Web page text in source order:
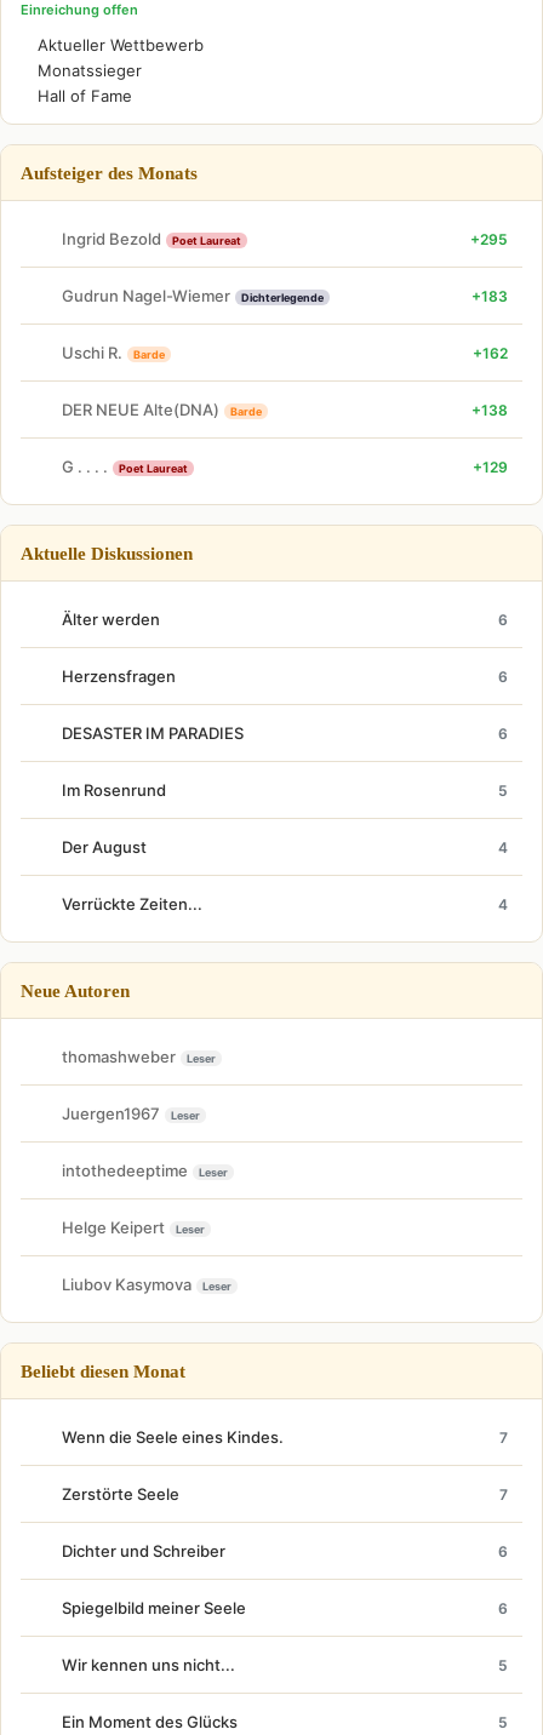
Einreichung offen
Aktueller Wettbewerb
Monatssieger
Hall of Fame
Aufsteiger des Monats
Ingrid Bezold Poet Laureat +295
Gudrun Nagel-Wiemer Dichterlegende +183
Uschi R. Barde +162
DER NEUE Alte(DNA) Barde +138
G . . . . Poet Laureat +129
Aktuelle Diskussionen
Älter werden 6
Herzensfragen 6
DESASTER IM PARADIES 6
Im Rosenrund 5
Der August 4
Verrückte Zeiten... 4
Neue Autoren
thomashweber Leser
Juergen1967 Leser
intothedeeptime Leser
Helge Keipert Leser
Liubov Kasymova Leser
Beliebt diesen Monat
Wenn die Seele eines Kindes. 7
Zerstörte Seele 7
Dichter und Schreiber 6
Spiegelbild meiner Seele 6
Wir kennen uns nicht... 5
Ein Moment des Glücks 5